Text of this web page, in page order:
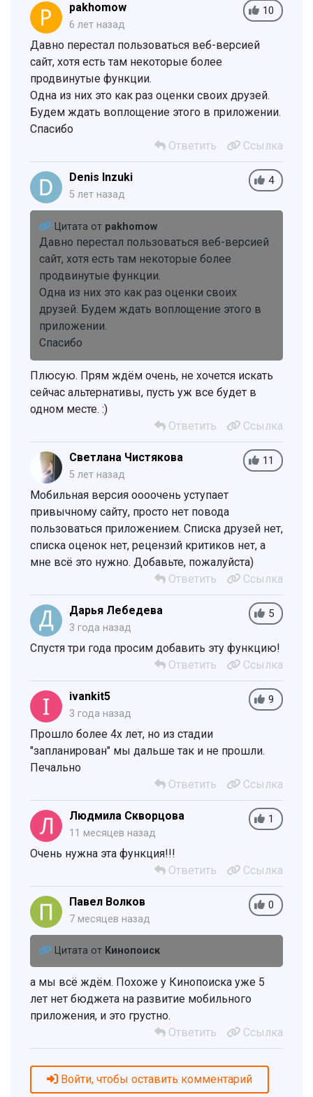
10
pakhomow
6 лет назад
Давно перестал пользоваться веб-версией
сайт, хотя есть там некоторые более
продвинутые функции.
Одна из них это как раз оценки своих друзей.
Будем ждать воплощение этого в приложении.
Спасибо
Ответить
Ссылка
4
Denis Inzuki
5 лет назад
Цитата от pakhomow
Давно перестал пользоваться веб-версией
сайт, хотя есть там некоторые более
продвинутые функции.
Одна из них это как раз оценки своих
друзей. Будем ждать воплощение этого в
приложении.
Спасибо
Плюсую. Прям ждём очень, не хочется искать
сейчас альтернативы, пусть уж все будет в
одном месте. :)
Ответить
Ссылка
11
Светлана Чистякова
5 лет назад
Мобильная версия оооочень уступает
привычному сайту, просто нет повода
пользоваться приложением. Списка друзей нет,
списка оценок нет, рецензий критиков нет, а
мне всё это нужно. Добавьте, пожалуйста)
Ответить
Ссылка
5
Дарья Лебедева
3 года назад
Спустя три года просим добавить эту функцию!
Ответить
Ссылка
9
ivankit5
3 года назад
Прошло более 4х лет, но из стадии
"запланирован" мы дальше так и не прошли.
Печально
Ответить
Ссылка
1
Людмила Скворцова
11 месяцев назад
Очень нужна эта функция!!!
Ответить
Ссылка
0
Павел Волков
7 месяцев назад
Цитата от Кинопоиск
а мы всё ждём. Похоже у Кинопоиска уже 5
лет нет бюджета на развитие мобильного
приложения, и это грустно.
Ответить
Ссылка
Войти, чтобы оставить комментарий